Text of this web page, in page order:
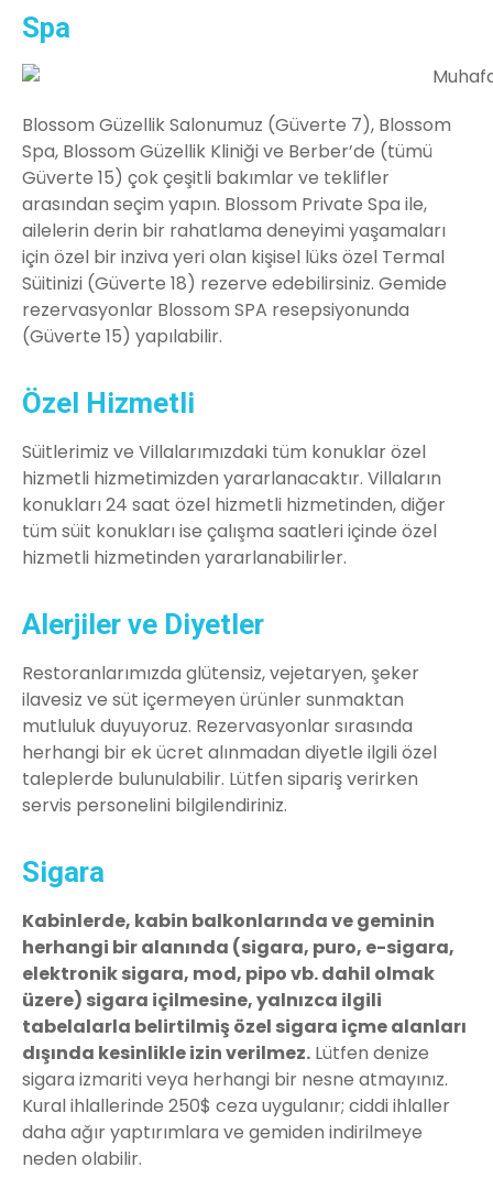
Spa
Blossom Güzellik Salonumuz (Güverte 7), Blossom
Spa, Blossom Güzellik Kliniği ve Berber’de (tümü
Güverte 15) çok çeşitli bakımlar ve teklifler
arasından seçim yapın. Blossom Private Spa ile,
ailelerin derin bir rahatlama deneyimi yaşamaları
için özel bir inziva yeri olan kişisel lüks özel Termal
Süitinizi (Güverte 18) rezerve edebilirsiniz. Gemide
rezervasyonlar Blossom SPA resepsiyonunda
(Güverte 15) yapılabilir.
Özel Hizmetli
Süitlerimiz ve Villalarımızdaki tüm konuklar özel
hizmetli hizmetimizden yararlanacaktır. Villaların
konukları 24 saat özel hizmetli hizmetinden, diğer
tüm süit konukları ise çalışma saatleri içinde özel
hizmetli hizmetinden yararlanabilirler.
Alerjiler ve Diyetler
Restoranlarımızda glütensiz, vejetaryen, şeker
ilavesiz ve süt içermeyen ürünler sunmaktan
mutluluk duyuyoruz. Rezervasyonlar sırasında
herhangi bir ek ücret alınmadan diyetle ilgili özel
taleplerde bulunulabilir. Lütfen sipariş verirken
servis personelini bilgilendiriniz.
Sigara
Kabinlerde, kabin balkonlarında ve geminin
herhangi bir alanında (sigara, puro, e-sigara,
elektronik sigara, mod, pipo vb. dahil olmak
üzere) sigara içilmesine, yalnızca ilgili
tabelalarla belirtilmiş özel sigara içme alanları
dışında kesinlikle izin verilmez. Lütfen denize
sigara izmariti veya herhangi bir nesne atmayınız.
Kural ihlallerinde 250$ ceza uygulanır; ciddi ihlaller
daha ağır yaptırımlara ve gemiden indirilmeye
neden olabilir.